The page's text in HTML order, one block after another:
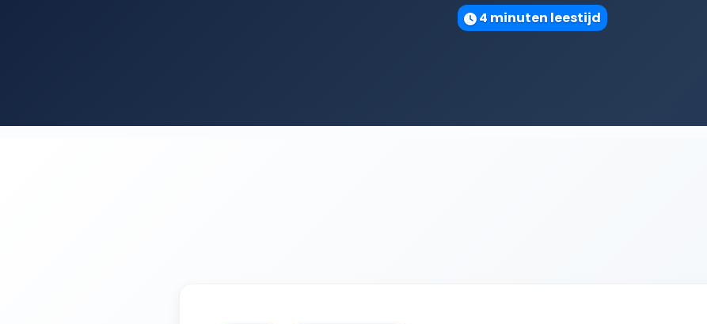
4 minuten leestijd